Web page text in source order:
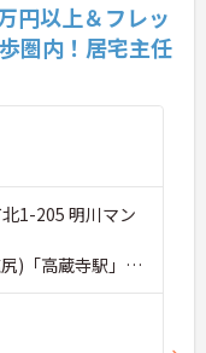
円以上＆フレッ
圏内！居宅主任
1-205 明川マン
)「高蔵寺駅」徒